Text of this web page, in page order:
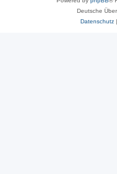
Deutsche
Datenschutz|